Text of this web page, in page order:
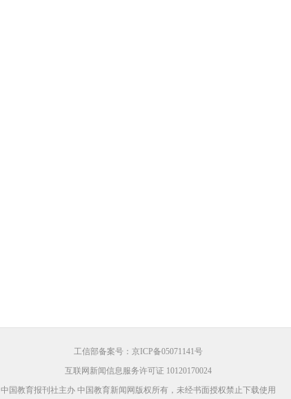
工信部备案号：京ICP备05071141号
互联网新闻信息服务许可证 10120170024
中国教育报刊社主办 中国教育新闻网版权所有，未经书面授权禁止下载使用